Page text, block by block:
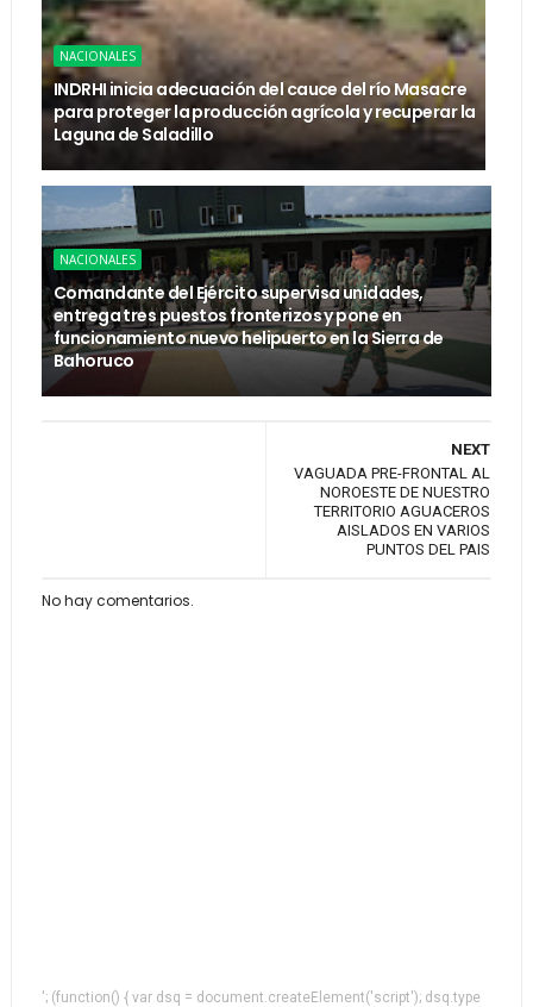
NACIONALES
INDRHI inicia adecuación del cauce del río Masacre
para proteger la producción agrícola y recuperar la
Laguna de Saladillo
NACIONALES
Comandante del Ejército supervisa unidades,
entrega tres puestos fronterizos y pone en
funcionamiento nuevo helipuerto en la Sierra de
Bahoruco
NEXT
VAGUADA PRE-FRONTAL AL
NOROESTE DE NUESTRO
TERRITORIO AGUACEROS
AISLADOS EN VARIOS
PUNTOS DEL PAIS
No hay comentarios.
'; (function() { var dsq = document.createElement('script'); dsq.type